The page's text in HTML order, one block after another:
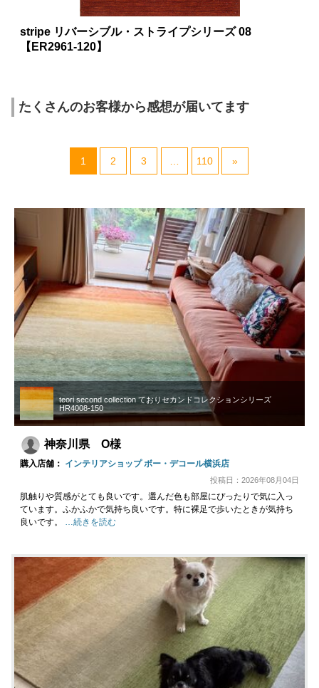
stripe リバーシブル・ストライプシリーズ 08
【ER2961-120】
たくさんのお客様から感想が届いてます
1 2 3 … 110 »
teori second collection ておりセカンドコレクションシリーズ
HR4008-150
神奈川県 O様
購入店舗： インテリアショップ ボー・デコール横浜店
投稿日：2026年08月04日
肌触りや質感がとても良いです。選んだ色も部屋にぴったりで気に入っ
ています。ふかふかで気持ち良いです。特に裸足で歩いたときが気持ち
良いです。 …続きを読む